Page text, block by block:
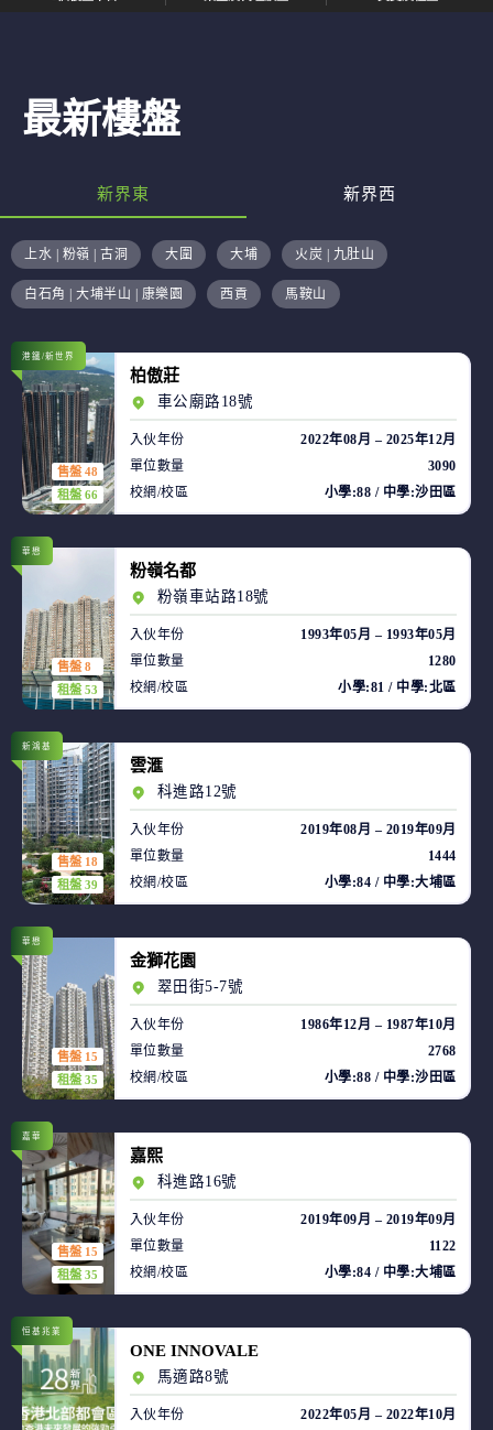
最新樓盤
新界東 新界西
上水 | 粉嶺 | 古洞 大圍 大埔 火炭 | 九肚山
白石角 | 大埔半山 | 康樂園 西貢 馬鞍山
售盤 48
租盤 66
港鐵/新世界
柏傲莊
車公廟路18號
入伙年份
2022年08月 – 2025年12月
單位數量
3090
校網/校區
小學:88 / 中學:沙田區
售盤 8
租盤 53
華懋
粉嶺名都
粉嶺車站路18號
入伙年份
1993年05月 – 1993年05月
單位數量
1280
校網/校區
小學:81 / 中學:北區
售盤 18
租盤 39
新鴻基
雲滙
科進路12號
入伙年份
2019年08月 – 2019年09月
單位數量
1444
校網/校區
小學:84 / 中學:大埔區
售盤 15
租盤 35
華懋
金獅花園
翠田街5-7號
入伙年份
1986年12月 – 1987年10月
單位數量
2768
校網/校區
小學:88 / 中學:沙田區
售盤 15
租盤 35
嘉華
嘉熙
科進路16號
入伙年份
2019年09月 – 2019年09月
單位數量
1122
校網/校區
小學:84 / 中學:大埔區
恒基兆業
ONE INNOVALE
馬適路8號
入伙年份
2022年05月 – 2022年10月